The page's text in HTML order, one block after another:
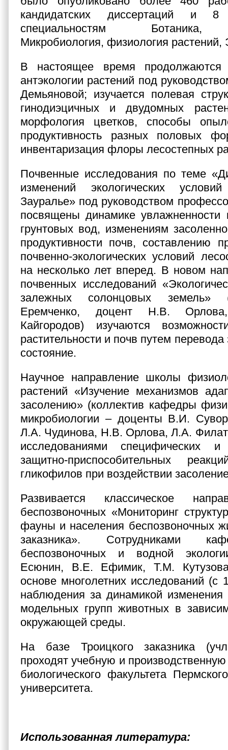
кандидатских диссертаций и 8
специальностям Ботаника,
Микробиология, физиология растений,
В настоящее время продолжаются
антэкологии растений под
Демьяновой; изучается полевая
гинодиэцичных и двудомных
морфология цветков, способы
продуктивность разных половых
инвентаризация флоры лесостепных
Почвенные исследования по теме
изменений экологических
Зауралье» под руководством
посвящены динамике увлажненности
грунтовых вод, изменениям
продуктивности почв, составлению
почвенно-экологических условий
на несколько лет вперед. В новом
почвенных исследований
залежных солонцовых земель»
Еремченко, доцент Н.В.
Кайгородов) изучаются
растительности и почв путем
состояние.
Научное направление школы
растений «Изучение механизмов
засолению» (коллектив кафедры
микробиологии – доценты В.И.
Л.А. Чудинова, Н.В. Орлова, Л.А.
исследованиями специфических и
защитно-приспособительных
гликофилов при воздействии
Развивается классическое
беспозвоночных «Мониторинг
фауны и населения беспозвоночных
заказника». Сотрудниками
беспозвоночных и водной
Есюнин, В.Е. Ефимик, Т.М.
основе многолетних исследований (с
наблюдения за динамикой
модельных групп животных в
окружающей среды.
На базе Троицкого заказника
проходят учебную и производственную
биологического факультета
университета.
Использованная литература: